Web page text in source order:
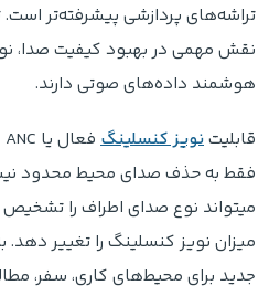
نقش مهمی در بهبود کیفیت صدا،
هوشمند داده‌های صوتی دارند.
قابلیتنویز کنسلینگ
فقط به حذف صدای محیط محدود
میتواند نوع صدای اطراف را
میزان نویز کنسلینگ را تغییر
جدید برای محیط‌های کاری، سفر،